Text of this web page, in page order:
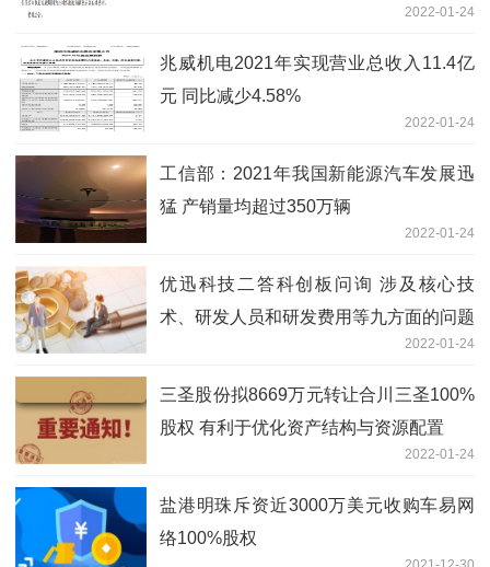
2022-01-24
兆威机电2021年实现营业总收入11.4亿
元 同比减少4.58%
2022-01-24
工信部：2021年我国新能源汽车发展迅
猛 产销量均超过350万辆
2022-01-24
优迅科技二答科创板问询 涉及核心技
术、研发人员和研发费用等九方面的问题
2022-01-24
三圣股份拟8669万元转让合川三圣100%
股权 有利于优化资产结构与资源配置
2022-01-24
盐港明珠斥资近3000万美元收购车易网
络100%股权